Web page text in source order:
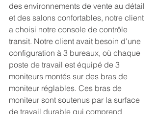
des environnements de vente au détail
et des salons confortables, notre client
a choisi notre console de contrôle
transit. Notre client avait besoin d'une
configuration à 3 bureaux, où chaque
poste de travail est équipé de 3
moniteurs montés sur des bras de
moniteur réglables. Ces bras de
moniteur sont soutenus par la surface
de travail durable qui comprend